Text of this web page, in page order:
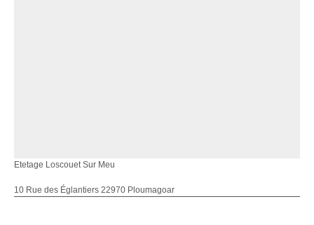
Etetage Loscouet Sur Meu
10 Rue des Églantiers 22970 Ploumagoar